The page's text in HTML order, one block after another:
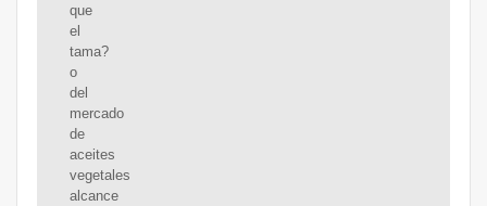
que
el
tama?
o
del
mercado
de
aceites
vegetales
alcance